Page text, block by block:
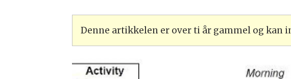
Denne artikkelen er over ti år gammel og kan